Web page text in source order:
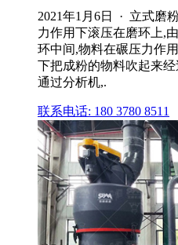
2021年1月6日 · 立式磨
力作用下滚压在磨环上,
环中间,物料在碾压力作
下把成粉的物料吹起来
通过分析机,.
联系电话: 180 3780 8511